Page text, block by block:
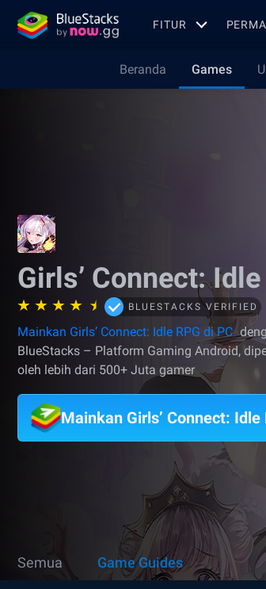
FITUR
Beranda Games
Girls’ Connect: Idle
BLUESTACKS VERIFIED
Mainkan Girls’ Connect: Idle RPG di PC
BlueStacks – Platform Gaming Android,
oleh lebih dari 500+ Juta gamer
Mainkan Girls’ Connect: Idle
Semua Game Guides